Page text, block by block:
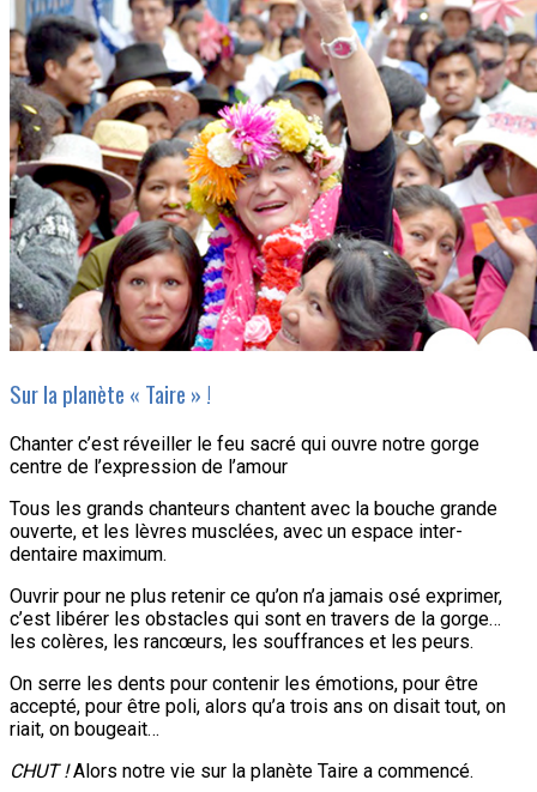
Sur la planète « Taire » !
Chanter c’est réveiller le feu sacré qui ouvre notre gorge
centre de l’expression de l’amour
Tous les grands chanteurs chantent avec la bouche grande
ouverte, et les lèvres musclées, avec un espace inter-
dentaire maximum.
Ouvrir pour ne plus retenir ce qu’on n’a jamais osé exprimer,
c’est libérer les obstacles qui sont en travers de la gorge…
les colères, les rancœurs, les souffrances et les peurs.
On serre les dents pour contenir les émotions, pour être
accepté, pour être poli, alors qu’a trois ans on disait tout, on
riait, on bougeait…
CHUT !Alors notre vie sur la planète Taire a commencé.